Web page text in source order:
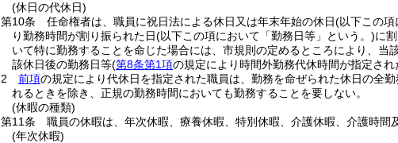
(休日の代休日)
第10条
任命権者は、職員に祝日法による休日又は年末年始の休日(以下この項
り勤務時間が割り振られた日(以下この項において「勤務日等」という。)に
いて特に勤務することを命じた場合には、市規則の定めるところにより、当
該休日後の勤務日等(第8条第1項の規定により時間外勤務代休時間が指定さ
2
前項の規定により代休日を指定された職員は、勤務を命ぜられた休日の全
れるときを除き、正規の勤務時間においても勤務することを要しない。
(休暇の種類)
第11条
職員の休暇は、年次休暇、療養休暇、特別休暇、介護休暇、介護時間
(年次休暇)